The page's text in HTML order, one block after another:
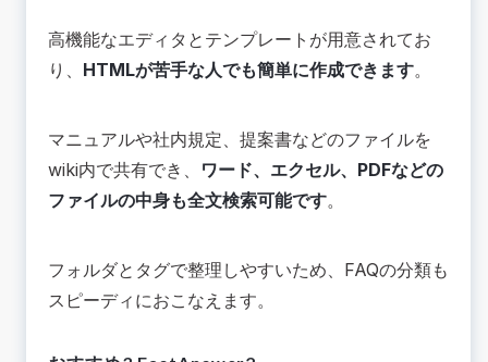
高機能なエディタとテンプレートが用意されてお
り、 HTMLが苦手な人でも簡単に作成できます。
マニュアルや社内規定、提案書などのファイルを
wiki内で共有でき、 ワード、エクセル、PDFなどの
ファイルの中身も全文検索可能です。
フォルダとタグで整理しやすいため、FAQの分類も
スピーディにおこなえます。